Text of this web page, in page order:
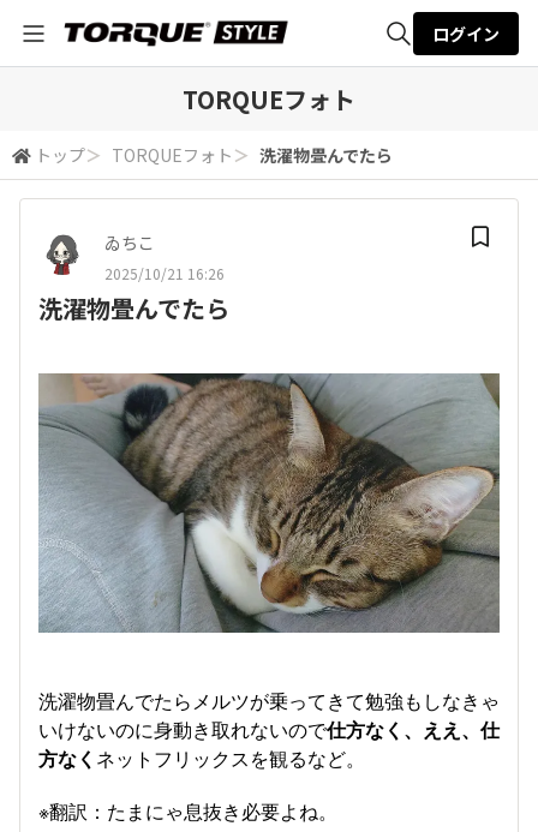
検索
ログイン
TORQUEフォト
トップ＞ TORQUEフォト ＞ 洗濯物畳んでたら
ゐちこ
2025/10/21 16:26
洗濯物畳んでたら
洗濯物畳んでたらメルツが乗ってきて勉強もしなきゃ
いけないのに身動き取れないので仕方なく、ええ、仕
方なく ネットフリックスを観るなど。
※翻訳：たまにゃ息抜き必要よね。